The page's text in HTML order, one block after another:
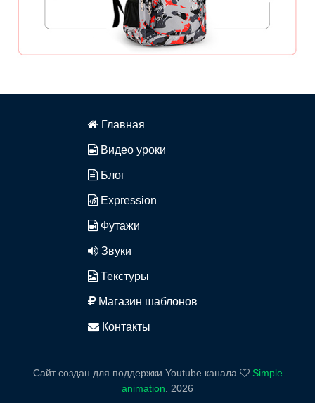
Главная
Видео уроки
Блог
Expression
Футажи
Звуки
Текстуры
Магазин шаблонов
Контакты
Сайт создан для поддержки Youtube канала
Simple
animation. 2026